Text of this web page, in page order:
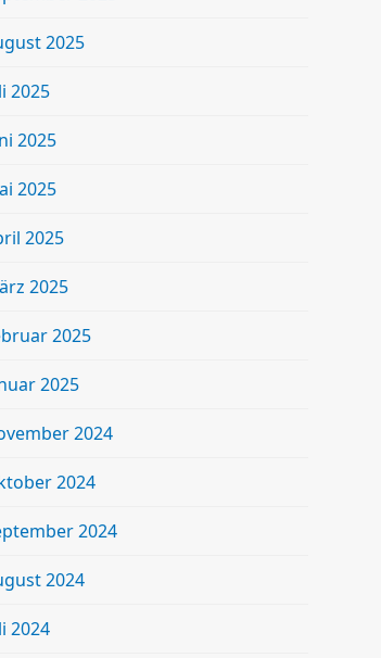
2025
2025
2025
2025
2025
2025
2025
2025
2024
2024
2024
2024
2024